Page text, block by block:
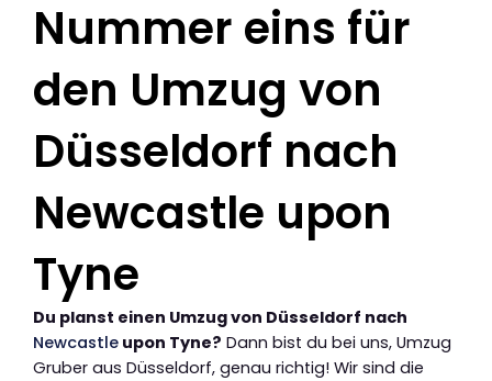
Nummer eins für
den Umzug von
Düsseldorf nach
Newcastle upon
Tyne
Du planst einen Umzug von Düsseldorf nach
Newcastle upon Tyne? Dann bist du bei uns, Umzug
Gruber aus Düsseldorf, genau richtig! Wir sind die